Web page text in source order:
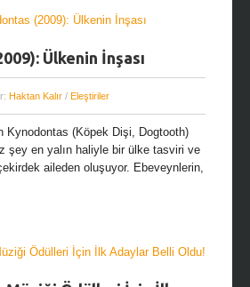
Ülkenin İnşası
Haktan Kalır / Eleştiriler
Kynodontas (Köpek Dişi, Dogtooth)
şey en yalın haliyle bir ülke tasviri ve
aileden oluşuyor. Ebeveynlerin,